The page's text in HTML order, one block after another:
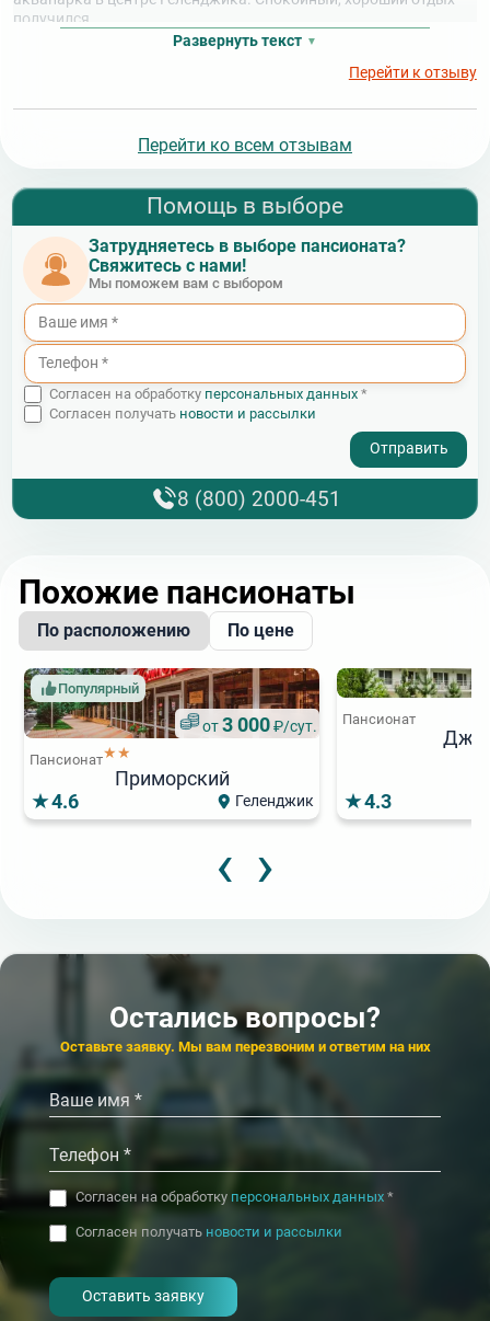
получился.
Развернуть текст
Перейти к отзыву
Перейти ко всем отзывам
Помощь в выборе
Затрудняетесь в выборе пансионата?
Свяжитесь с нами!
Мы поможем вам с выбором
Согласен на обработку персональных данных *
Согласен получать новости и рассылки
8 (800) 2000-451
Похожие пансионаты
По расположению По цене
Популярный
от3 000₽/сут.
Пансионат★★
Приморский
4.6
Геленджик
Пансионат
4.3
‹ ›
Витон
4.1
Волна Парк
‹ ›
Остались вопросы?
Оставьте заявку. Мы вам перезвоним и ответим на них
Согласен на обработку персональных данных*
Согласен получать новости и рассылки